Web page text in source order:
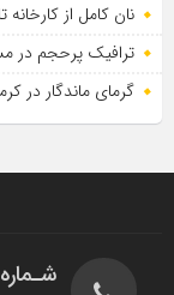
نان کامل از
ترافیک پرحجم در
گرمای ماندگار در